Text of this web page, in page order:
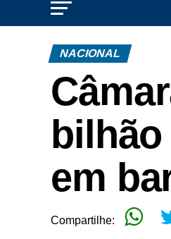
NACIONAL
em
Compartilhe: